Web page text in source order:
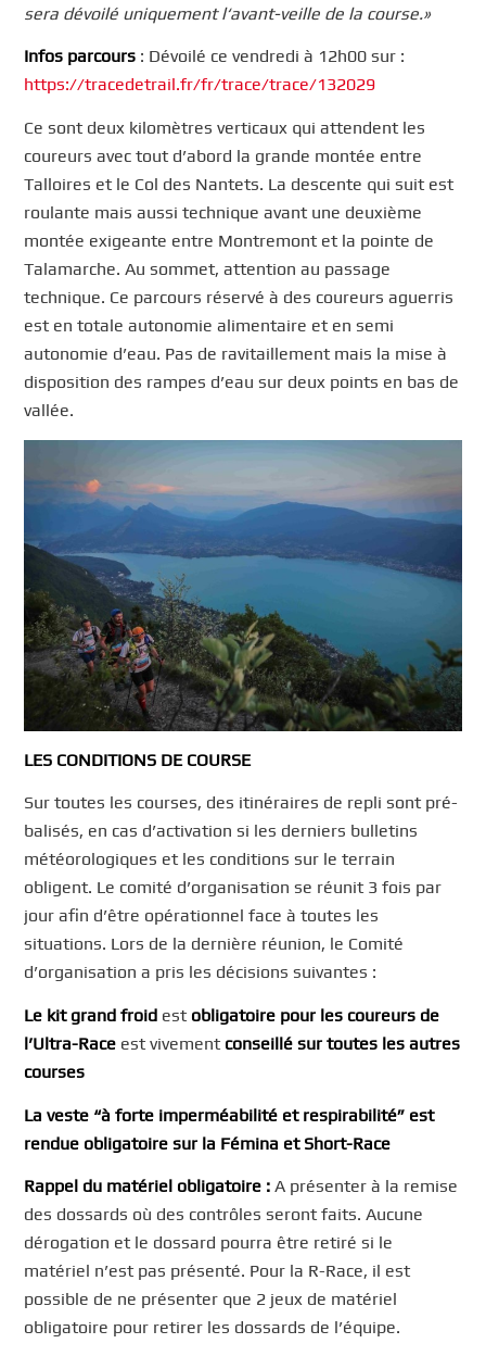
sera dévoilé uniquement l‘avant-veille de la course.»
Infos parcours : Dévoilé ce vendredi à 12h00 sur :
https://tracedetrail.fr/fr/trace/trace/132029
Ce sont deux kilomètres verticaux qui attendent les
coureurs avec tout d’abord la grande montée entre
Talloires et le Col des Nantets. La descente qui suit est
roulante mais aussi technique avant une deuxième
montée exigeante entre Montremont et la pointe de
Talamarche. Au sommet, attention au passage
technique. Ce parcours réservé à des coureurs aguerris
est en totale autonomie alimentaire et en semi
autonomie d’eau. Pas de ravitaillement mais la mise à
disposition des rampes d’eau sur deux points en bas de
vallée.
LES CONDITIONS DE COURSE
Sur toutes les courses, des itinéraires de repli sont pré-
balisés, en cas d’activation si les derniers bulletins
météorologiques et les conditions sur le terrain
obligent. Le comité d’organisation se réunit 3 fois par
jour afin d’être opérationnel face à toutes les
situations. Lors de la dernière réunion, le Comité
d’organisation a pris les décisions suivantes :
Le kit grand froid est obligatoire pour les coureurs de
l’Ultra-Race est vivement conseillé sur toutes les autres
courses
La veste “à forte imperméabilité et respirabilité” est
rendue obligatoire sur la Fémina et Short-Race
Rappel du matériel obligatoire : A présenter à la remise
des dossards où des contrôles seront faits. Aucune
dérogation et le dossard pourra être retiré si le
matériel n’est pas présenté. Pour la R-Race, il est
possible de ne présenter que 2 jeux de matériel
obligatoire pour retirer les dossards de l’équipe.